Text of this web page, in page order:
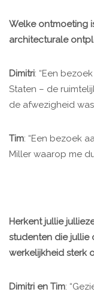
Welke ontmoeting
architecturale
Dimitri: “Een
Staten – de
de afwezigheid
Tim: “Een bezoek
Miller waarop me
Herkent jullie
studenten die jullie
werkelijkheid sterk
Dimitri en Tim: